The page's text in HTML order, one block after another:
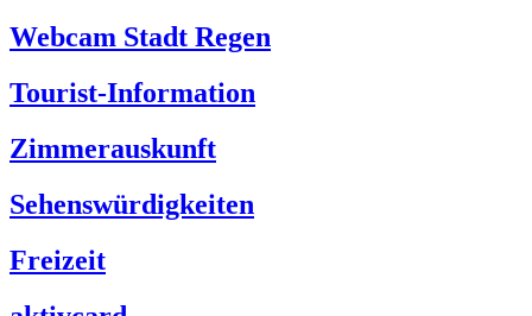
Webcam Stadt Regen
Tourist-Information
Zimmerauskunft
Sehenswürdigkeiten
Freizeit